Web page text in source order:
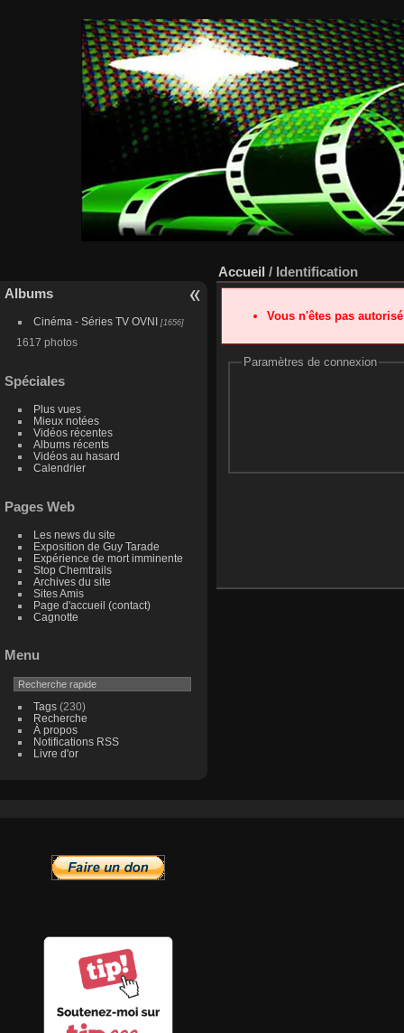
Albums
Cinéma - Séries TV OVNI [1656]
1617 photos
Spéciales
Plus vues
Mieux notées
Vidéos récentes
Albums récents
Vidéos au hasard
Calendrier
Pages Web
Les news du site
Exposition de Guy Tarade
Expérience de mort imminente
Stop Chemtrails
Archives du site
Sites Amis
Page d'accueil (contact)
Cagnotte
Menu
Tags(230)
Recherche
À propos
Notifications RSS
Livre d'or
Accueil / Identification
Vous n'êtes pas
Paramètres de connexion